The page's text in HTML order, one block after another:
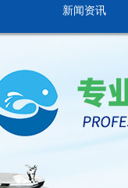
新闻资讯